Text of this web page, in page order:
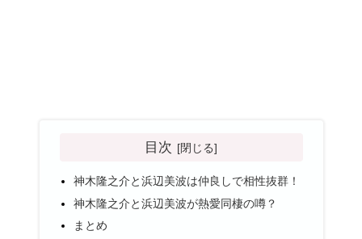
目次
神木隆之介と浜辺美波は仲良しで相性抜群！
神木隆之介と浜辺美波が熱愛同棲の噂？
まとめ